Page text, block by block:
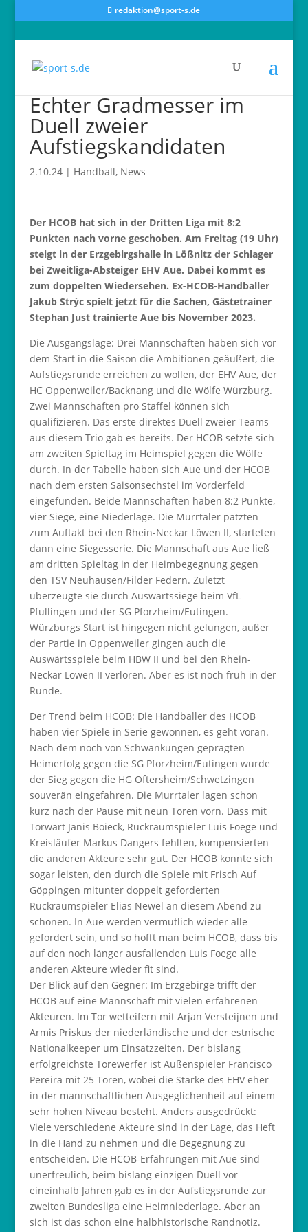
redaktion@sport-s.de
Echter Gradmesser im
Duell zweier
Aufstiegskandidaten
2.10.24| Handball, News
Der HCOB hat sich in der Dritten Liga mit 8:2
Punkten nach vorne geschoben. Am Freitag (19 Uhr)
steigt in der Erzgebirgshalle in Lößnitz der Schlager
bei Zweitliga-Absteiger EHV Aue. Dabei kommt es
zum doppelten Wiedersehen. Ex-HCOB-Handballer
Jakub Strýc spielt jetzt für die Sachen, Gästetrainer
Stephan Just trainierte Aue bis November 2023.
Die Ausgangslage: Drei Mannschaften haben sich vor
dem Start in die Saison die Ambitionen geäußert, die
Aufstiegsrunde erreichen zu wollen, der EHV Aue, der
HC Oppenweiler/Backnang und die Wölfe Würzburg.
Zwei Mannschaften pro Staffel können sich
qualifizieren. Das erste direktes Duell zweier Teams
aus diesem Trio gab es bereits. Der HCOB setzte sich
am zweiten Spieltag im Heimspiel gegen die Wölfe
durch. In der Tabelle haben sich Aue und der HCOB
nach dem ersten Saisonsechstel im Vorderfeld
eingefunden. Beide Mannschaften haben 8:2 Punkte,
vier Siege, eine Niederlage. Die Murrtaler patzten
zum Auftakt bei den Rhein-Neckar Löwen II, starteten
dann eine Siegesserie. Die Mannschaft aus Aue ließ
am dritten Spieltag in der Heimbegegnung gegen
den TSV Neuhausen/Filder Federn. Zuletzt
überzeugte sie durch Auswärtssiege beim VfL
Pfullingen und der SG Pforzheim/Eutingen.
Würzburgs Start ist hingegen nicht gelungen, außer
der Partie in Oppenweiler gingen auch die
Auswärtsspiele beim HBW II und bei den Rhein-
Neckar Löwen II verloren. Aber es ist noch früh in der
Runde.
Der Trend beim HCOB: Die Handballer des HCOB
haben vier Spiele in Serie gewonnen, es geht voran.
Nach dem noch von Schwankungen geprägten
Heimerfolg gegen die SG Pforzheim/Eutingen wurde
der Sieg gegen die HG Oftersheim/Schwetzingen
souverän eingefahren. Die Murrtaler lagen schon
kurz nach der Pause mit neun Toren vorn. Dass mit
Torwart Janis Boieck, Rückraumspieler Luis Foege und
Kreisläufer Markus Dangers fehlten, kompensierten
die anderen Akteure sehr gut. Der HCOB konnte sich
sogar leisten, den durch die Spiele mit Frisch Auf
Göppingen mitunter doppelt geforderten
Rückraumspieler Elias Newel an diesem Abend zu
schonen. In Aue werden vermutlich wieder alle
gefordert sein, und so hofft man beim HCOB, dass bis
auf den noch länger ausfallenden Luis Foege alle
anderen Akteure wieder fit sind.
Der Blick auf den Gegner: Im Erzgebirge trifft der
HCOB auf eine Mannschaft mit vielen erfahrenen
Akteuren. Im Tor wetteifern mit Arjan Versteijnen und
Armis Priskus der niederländische und der estnische
Nationalkeeper um Einsatzzeiten. Der bislang
erfolgreichste Torewerfer ist Außenspieler Francisco
Pereira mit 25 Toren, wobei die Stärke des EHV eher
in der mannschaftlichen Ausgeglichenheit auf einem
sehr hohen Niveau besteht. Anders ausgedrückt:
Viele verschiedene Akteure sind in der Lage, das Heft
in die Hand zu nehmen und die Begegnung zu
entscheiden. Die HCOB-Erfahrungen mit Aue sind
unerfreulich, beim bislang einzigen Duell vor
eineinhalb Jahren gab es in der Aufstiegsrunde zur
zweiten Bundesliga eine Heimniederlage. Aber an
sich ist das schon eine halbhistorische Randnotiz.